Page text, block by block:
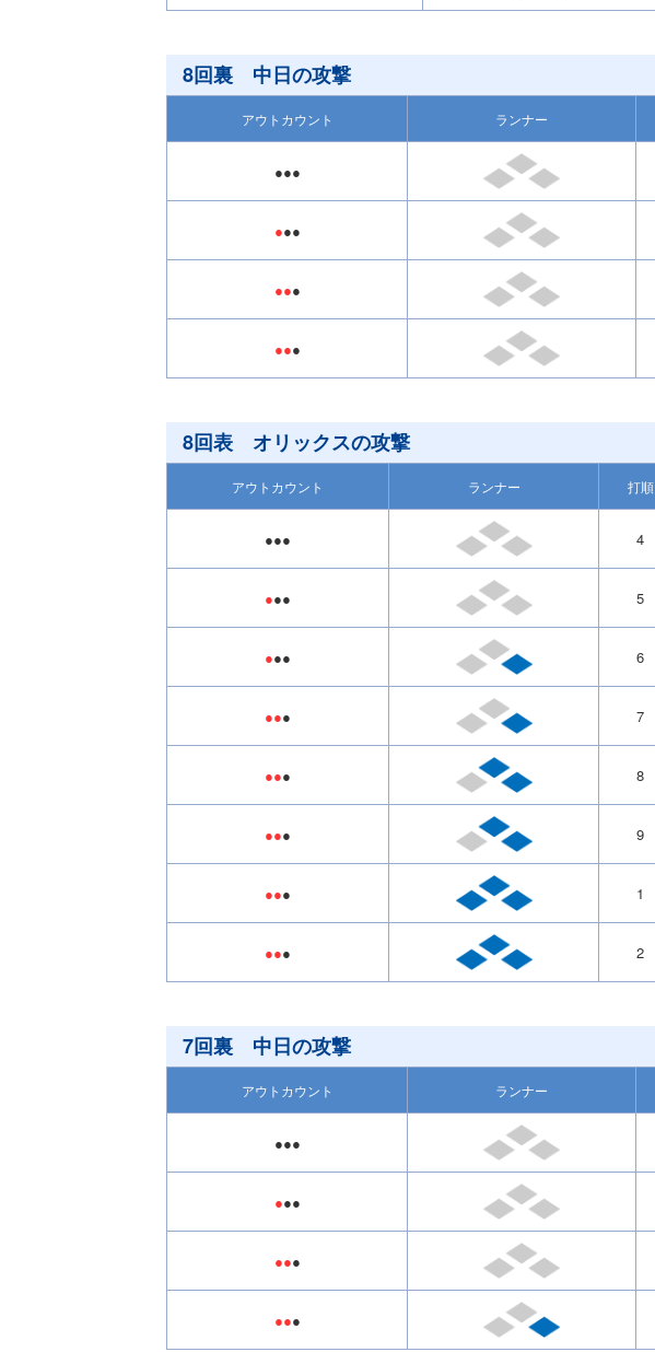
8回裏 中日の攻撃
アウトカウント ランナー
●●●
●●●
●●●
●●●
8回表 オリックスの攻撃
アウトカウント ランナー 打順
●●● 4
●●● 5
●●● 6
●●● 7
●●● 8
●●● 9
●●● 1
●●● 2
7回裏 中日の攻撃
アウトカウント ランナー
●●●
●●●
●●●
●●●